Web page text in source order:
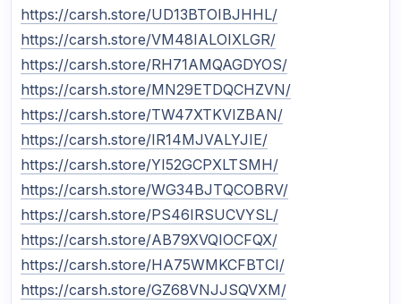
https://carsh.store/UD13BTOIBJHHL/
https://carsh.store/VM48IALOIXLGR/
https://carsh.store/RH71AMQAGDYOS/
https://carsh.store/MN29ETDQCHZVN/
https://carsh.store/TW47XTKVIZBAN/
https://carsh.store/IR14MJVALYJIE/
https://carsh.store/YI52GCPXLTSMH/
https://carsh.store/WG34BJTQCOBRV/
https://carsh.store/PS46IRSUCVYSL/
https://carsh.store/AB79XVQIOCFQX/
https://carsh.store/HA75WMKCFBTCI/
https://carsh.store/GZ68VNJJSQVXM/